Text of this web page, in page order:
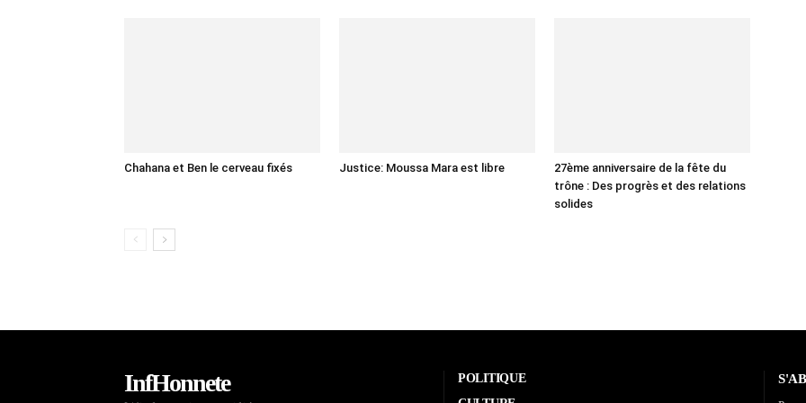
Chahana et Ben le cerveau fixés Justice: Moussa Mara est libre
27ème anniversaire de la fête du
trône : Des progrès et des relations
solides
InfHonnete
POLITIQUE